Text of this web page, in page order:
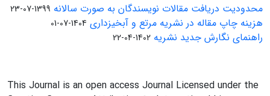
محدودیت دریافت مقالات نویسندگان به صورت سالانه 1399-07-23
هزینه چاپ مقاله در نشریه مرتع و آبخیزداری 1404-07-01
راهنمای نگارش جدید نشریه 1402-04-22
This Journal is an open access Journal Licensed under the